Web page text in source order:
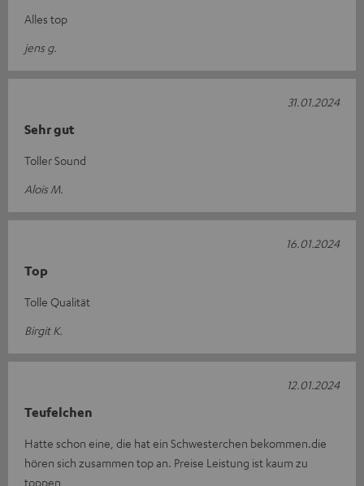
Alles top
jens g.
Sehr gut
Toller Sound
Alois M.
31.01.2024
Top
Tolle Qualität
Birgit K.
16.01.2024
Teufelchen
Hatte schon eine, die hat ein Schwesterchen bekommen.die
hören sich zusammen top an. Preise Leistung ist kaum zu
toppen
12.01.2024